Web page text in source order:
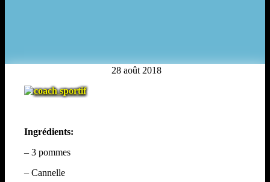
CONTACT
EVENT JBM SPORTS
Rouleau Pomme
Cannelle
28 août 2018
Ingrédients:
– 3 pommes
– Cannelle